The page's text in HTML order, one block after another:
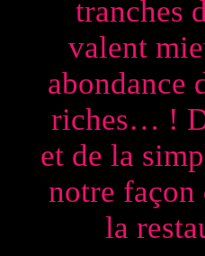
tranches
valent
abondance
riches… !
et de la
notre façon
la